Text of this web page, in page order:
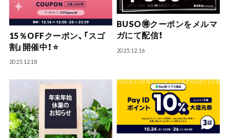
15％OFFクーポン、「スゴ
割」開催中！⭐️
2025.12.18
BUSO🉐クーポンをメルマ
ガにて配信！
2025.12.16